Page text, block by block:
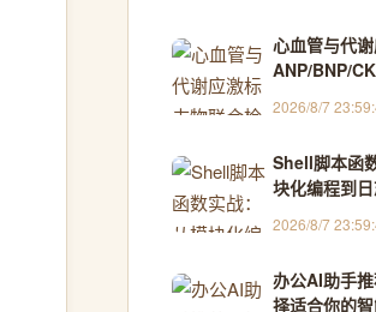
心血管与代
ANP/BNP/
2026/8/7
Shell脚本函
块化编程到
2026/8/7
办公AI助手
择适合你的